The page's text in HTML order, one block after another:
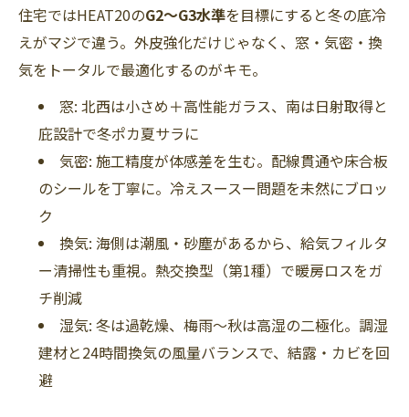
住宅ではHEAT20のG2〜G3水準を目標にすると冬の底冷
えがマジで違う。外皮強化だけじゃなく、窓・気密・換
気をトータルで最適化するのがキモ。
窓: 北西は小さめ＋高性能ガラス、南は日射取得と
庇設計で冬ポカ夏サラに
気密: 施工精度が体感差を生む。配線貫通や床合板
のシールを丁寧に。冷えスースー問題を未然にブロッ
ク
換気: 海側は潮風・砂塵があるから、給気フィルタ
ー清掃性も重視。熱交換型（第1種）で暖房ロスをガ
チ削減
湿気: 冬は過乾燥、梅雨〜秋は高湿の二極化。調湿
建材と24時間換気の風量バランスで、結露・カビを回
避